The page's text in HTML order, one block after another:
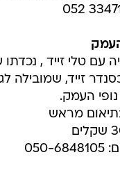
עם טלי זייד ,
זייד, שמובילה
העמק.
מראש